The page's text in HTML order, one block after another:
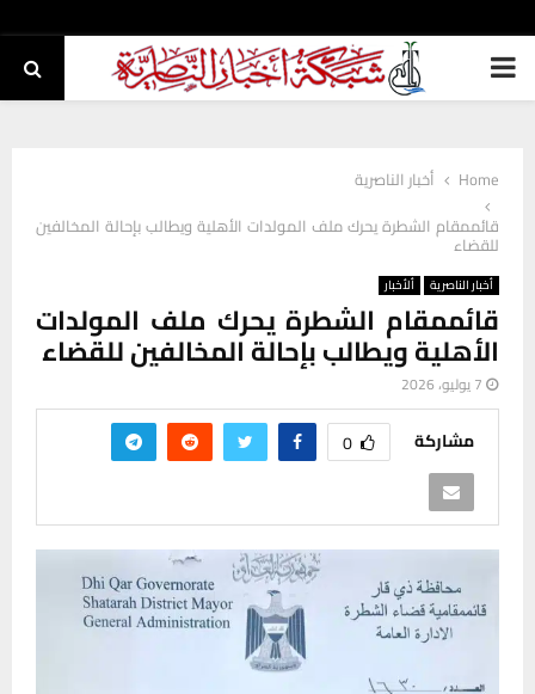
PRIMARY
Home
أخبار الناصرية
قائممقام الشطرة يحرك ملف المولدات الأهلية ويطالب بإحالة المخالفين
للقضاء
أخبار الناصرية ألأخبار
قائممقام الشطرة يحرك ملف المولدات
الأهلية ويطالب بإحالة المخالفين للقضاء
7 يوليو، 2026
مشاركة 0